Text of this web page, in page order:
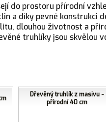
do prostoru přírodní
a díky pevné konstrukci
dlouhou životnost a
truhlíky jsou skvělou
Dřevěný truhlík z masivu -
přírodní 40 cm